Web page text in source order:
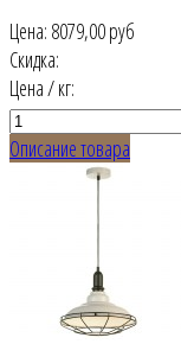
Цена: 8079,00 руб
Скидка:
Цена / кг:
Описание товара